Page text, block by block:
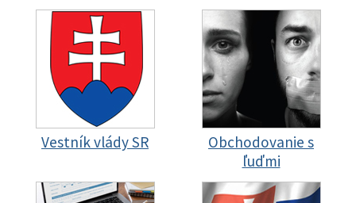
Vestník vlády SR
Obchodovanie s
ľuďmi